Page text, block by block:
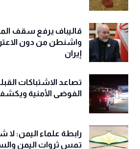
قاليباف يرفع سقف
واشنطن من دون
إيران
تصاعد الاشتباكات
الفوضى الأمنية
رابطة علماء اليمن: لا
تمس ثروات اليمن